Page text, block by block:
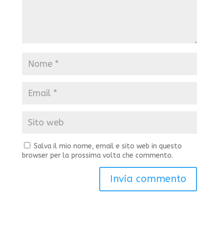
Salva il mio nome, email e sito web in questo
browser per la prossima volta che commento.